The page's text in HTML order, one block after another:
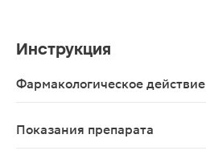
Инструкция
Фармакологическое действие
Показания препарата